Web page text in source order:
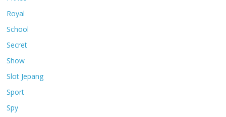
Royal
School
Secret
Show
Slot Jepang
Sport
Spy